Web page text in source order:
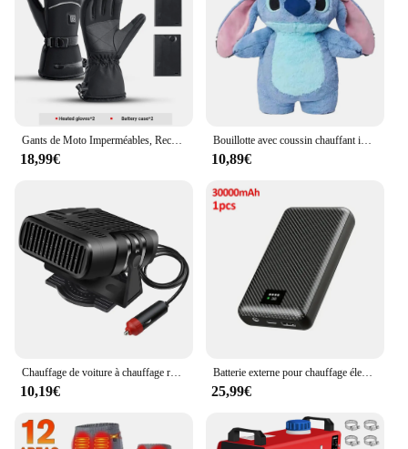
18,99€
Bouillotte avec coussin chauffant instantané, sac en peluche, chauffe-mains, chauffe-ventre, maison, hiver, mignon, 500ml
10,89€
10,19€
Batterie externe pour chauffage électrique, chargeur portable, équipement de chauffage, 40000mAh, DC 7.4V, veste chauffante, écharpe, gants
25,99€